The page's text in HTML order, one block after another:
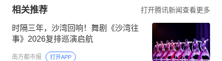
相关推荐 打开腾讯新闻查看更多
时隔三年，沙湾回响！舞剧《沙湾往
事》2026复排巡演启航
南方都市报 打开APP